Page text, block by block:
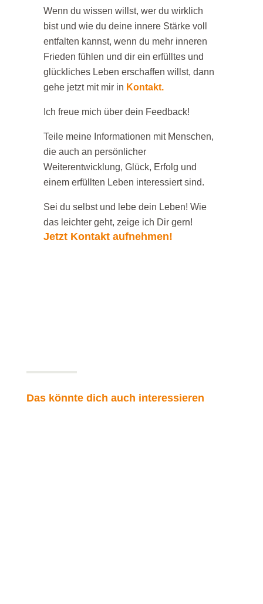
Wenn du wissen willst, wer du wirklich
bist und wie du deine innere Stärke voll
entfalten kannst, wenn du mehr inneren
Frieden fühlen und dir ein erfülltes und
glückliches Leben erschaffen willst, dann
gehe jetzt mit mir in Kontakt.
Ich freue mich über dein Feedback!
Teile meine Informationen mit Menschen,
die auch an persönlicher
Weiterentwicklung, Glück, Erfolg und
einem erfüllten Leben interessiert sind.
Sei du selbst und lebe dein Leben! Wie
das leichter geht, zeige ich Dir gern!
Jetzt Kontakt aufnehmen!
Das könnte dich auch interessieren